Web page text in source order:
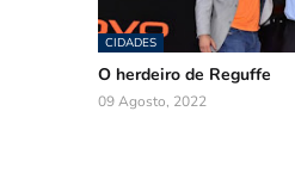
CIDADES
O herdeiro de Reguffe
09 Agosto, 2022